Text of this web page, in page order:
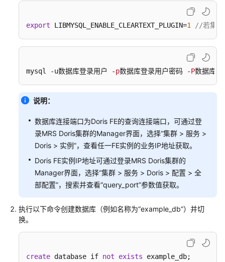
作
消
Kafka
过
Flume
采
集
目
日
系
文
export LIBMYSQL_ENABLE_CLEARTEXT_PLUGIN=1 //若集群
mysql -u数据库登录用户 -p数据库登录用户密码 -P数据库
说明：
数据库连接端口为Doris FE的查询连接端口，可通过登
录MRS Doris集群的Manager界面，选择“集群 > 服务 >
Doris > 实例”，查看任一FE实例的业务IP地址获取。
Doris FE实例IP地址可通过登录MRS Doris集群的
Manager界面，选择“集群 > 服务 > Doris > 配置 > 全
部配置”，搜索并查看“query_port”参数值获取。
执行以下命令创建数据库（例如名称为“example_db”）并切
换。
create database if not exists example_db;